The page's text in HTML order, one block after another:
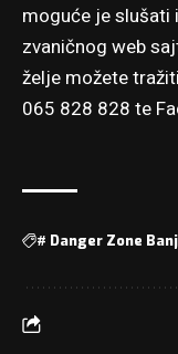
moguće je slušati
zvaničnog web
želje možete
065 828 828 te
# Danger Zone